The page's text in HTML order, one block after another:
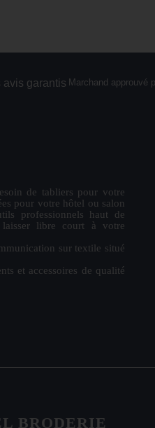
Marchand approuvé
de tabliers pour votre
pour votre hôtel ou salon
professionnels haut de
libre court à votre
sur textile situé
et accessoires de qualité
BRODERIE